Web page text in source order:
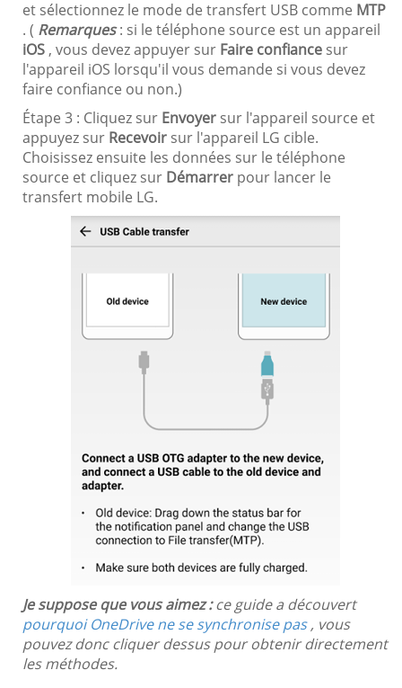
et sélectionnez le mode de transfert USB comme MTP
. ( Remarques: si le téléphone source est un appareil
iOS , vous devez appuyer sur Faire confiance sur
l'appareil iOS lorsqu'il vous demande si vous devez
faire confiance ou non.)
Étape 3 : Cliquez sur Envoyer sur l'appareil source et
appuyez sur Recevoir sur l'appareil LG cible.
Choisissez ensuite les données sur le téléphone
source et cliquez sur Démarrer pour lancer le
transfert mobile LG.
Je suppose que vous aimez : ce guide a découvert
pourquoi OneDrive ne se synchronise pas, vous
pouvez donc cliquer dessus pour obtenir directement
les méthodes.